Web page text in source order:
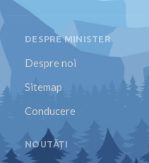
DESPRE MINISTER
Despre noi
Sitemap
Conducere
NOUTĂȚI